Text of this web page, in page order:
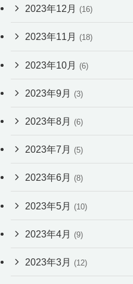
2023年12月 (16)
2023年11月 (18)
2023年10月 (6)
2023年9月 (3)
2023年8月 (6)
2023年7月 (5)
2023年6月 (8)
2023年5月 (10)
2023年4月 (9)
2023年3月 (12)